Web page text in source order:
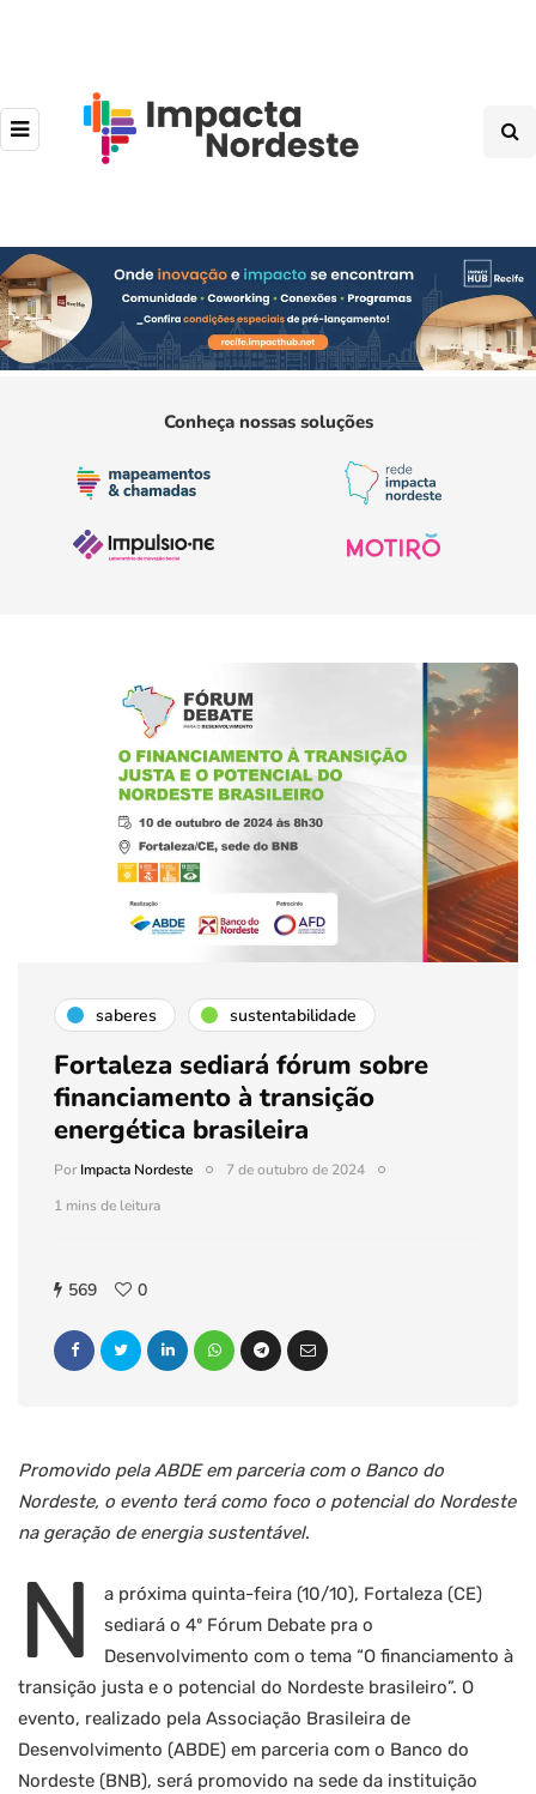
Conheça nossas soluções
saberes sustentabilidade
Fortaleza sediará fórum sobre
financiamento à transição
energética brasileira
PorImpacta Nordeste
7 de outubro de 2024
1 mins de leitura
569 0
Promovido pela ABDE em parceria com o Banco do
Nordeste, o evento terá como foco o potencial do Nordeste
na geração de energia sustentável.
N
a próxima quinta-feira (10/10), Fortaleza (CE)
sediará o 4º Fórum Debate pra o
Desenvolvimento com o tema “O financiamento à
transição justa e o potencial do Nordeste brasileiro”. O
evento, realizado pela Associação Brasileira de
Desenvolvimento (ABDE) em parceria com o Banco do
Nordeste (BNB), será promovido na sede da instituição